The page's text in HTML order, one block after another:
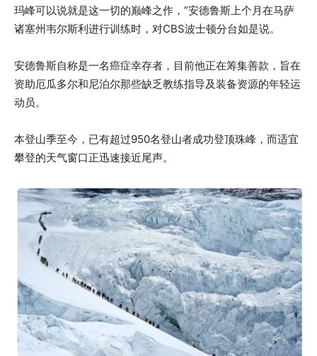
玛峰可以说就是这一切的巅峰之作，”安德鲁斯上个月在马萨
诸塞州韦尔斯利进行训练时，对CBS波士顿分台如是说。
安德鲁斯自称是一名癌症幸存者，目前他正在筹集善款，旨在
资助厄瓜多尔和尼泊尔那些缺乏教练指导及装备资源的年轻运
动员。
本登山季至今，已有超过950名登山者成功登顶珠峰，而适宜
攀登的天气窗口正迅速接近尾声。